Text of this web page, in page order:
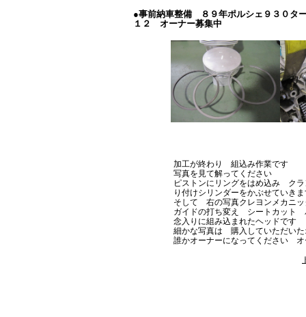
●事前納車整備 ８９年ポルシェ９３０タ
１２ オーナー募集中
加工が終わり 組込み作業です
写真を見て解ってください
ピストンにリングをはめ込み ク
り付けシリンダーをかぶせていき
そして 右の写真クレヨンメカニ
ガイドの打ち変え シートカット
念入りに組み込まれたヘッド
細かな写真は 購入していただいた
誰かオーナーになってください オ